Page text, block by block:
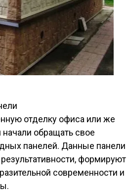
отделку офиса или же
обращать свое
панелей. Данные панели
формируют
современности и